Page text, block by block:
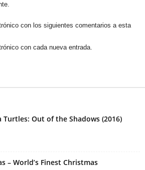
con los siguientes comentarios a esta
con cada nueva entrada.
Out of the Shadows (2016)
– World’s Finest Christmas